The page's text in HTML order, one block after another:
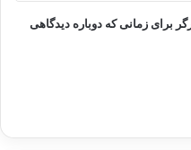
برای زمانی که دوباره دیدگاهی